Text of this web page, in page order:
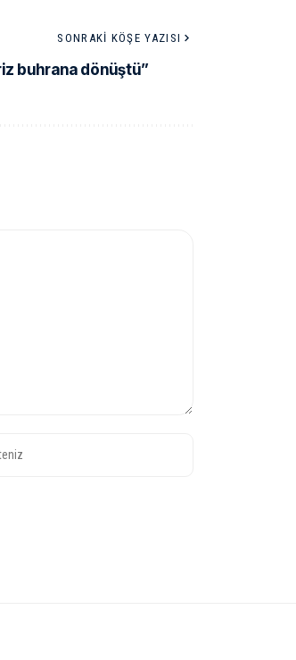
SONRAKI KÖŞE YAZISI
buhrana dönüştü”